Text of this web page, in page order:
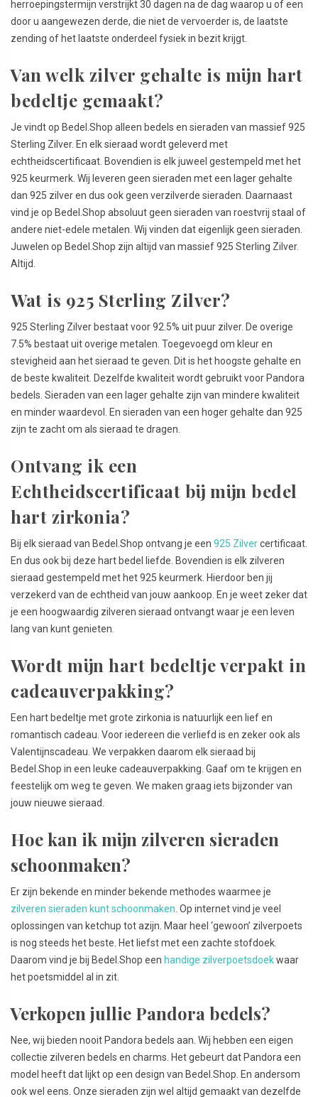
herroepingstermijn verstrijkt 30 dagen na de dag waarop u of een
door u aangewezen derde, die niet de vervoerder is, de laatste
zending of het laatste onderdeel fysiek in bezit krijgt.
Van welk zilver gehalte is mijn hart
bedeltje gemaakt?
Je vindt op Bedel.Shop alleen bedels en sieraden van massief 925
Sterling Zilver. En elk sieraad wordt geleverd met
echtheidscertificaat. Bovendien is elk juweel gestempeld met het
925 keurmerk. Wij leveren geen sieraden met een lager gehalte
dan 925 zilver en dus ook geen verzilverde sieraden. Daarnaast
vind je op Bedel.Shop absoluut geen sieraden van roestvrij staal of
andere niet-edele metalen. Wij vinden dat eigenlijk geen sieraden.
Juwelen op Bedel.Shop zijn altijd van massief 925 Sterling Zilver.
Altijd.
Wat is 925 Sterling Zilver?
925 Sterling Zilver bestaat voor 92.5% uit puur zilver. De overige
7.5% bestaat uit overige metalen. Toegevoegd om kleur en
stevigheid aan het sieraad te geven. Dit is het hoogste gehalte en
de beste kwaliteit. Dezelfde kwaliteit wordt gebruikt voor Pandora
bedels. Sieraden van een lager gehalte zijn van mindere kwaliteit
en minder waardevol. En sieraden van een hoger gehalte dan 925
zijn te zacht om als sieraad te dragen.
Ontvang ik een
Echtheidscertificaat bij mijn bedel
hart zirkonia?
Bij elk sieraad van Bedel.Shop ontvang je een 925 Zilvercertificaat.
En dus ook bij deze hart bedel liefde. Bovendien is elk zilveren
sieraad gestempeld met het 925 keurmerk. Hierdoor ben jij
verzekerd van de echtheid van jouw aankoop. En je weet zeker dat
je een hoogwaardig zilveren sieraad ontvangt waar je een leven
lang van kunt genieten.
Wordt mijn hart bedeltje verpakt in
cadeauverpakking?
Een hart bedeltje met grote zirkonia is natuurlijk een lief en
romantisch cadeau. Voor iedereen die verliefd is en zeker ook als
Valentijnscadeau. We verpakken daarom elk sieraad bij
Bedel.Shop in een leuke cadeauverpakking. Gaaf om te krijgen en
feestelijk om weg te geven. We maken graag iets bijzonder van
jouw nieuwe sieraad.
Hoe kan ik mijn zilveren sieraden
schoonmaken?
Er zijn bekende en minder bekende methodes waarmee je
zilveren sieraden kunt schoonmaken . Op internet vind je veel
oplossingen van ketchup tot azijn. Maar heel ‘gewoon’ zilverpoets
is nog steeds het beste. Het liefst met een zachte stofdoek.
Daarom vind je bij Bedel.Shop een handige zilverpoetsdoekwaar
het poetsmiddel al in zit.
Verkopen jullie Pandora bedels?
Nee, wij bieden nooit Pandora bedels aan. Wij hebben een eigen
collectie zilveren bedels en charms. Het gebeurt dat Pandora een
model heeft dat lijkt op een design van Bedel.Shop. En andersom
ook wel eens. Onze sieraden zijn wel altijd gemaakt van dezelfde